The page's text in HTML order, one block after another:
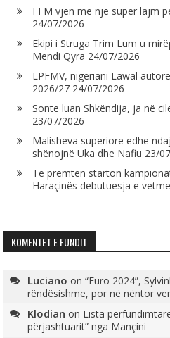
FFM vjen me një super lajm
24/07/2026
Ekipi i Struga Trim Lum u
Mendi Qyra 24/07/2026
LPFMV, nigeriani Lawal
2026/27 24/07/2026
Sonte luan Shkëndija, ja në
23/07/2026
Malisheva superiore edhe
shënojnë Uka dhe Nafiu 23/
Të premtën starton
Haraçinës debutuesja e vetme
KOMENTET E FUNDIT
Luciano on“Euro 2024”,
rëndësishme, por në nëntor
Klodian on Lista
përjashtuarit” nga Mançini